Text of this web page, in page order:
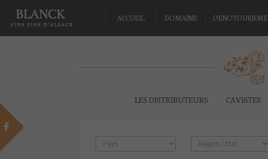
ACCUEIL DOMAINE OENOTOURISME
LES DISTRIBUTEURS CAVISTES